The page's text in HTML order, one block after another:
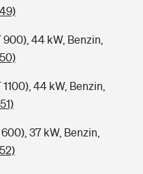
900), 44 kW, Benzin,
44 kW, Benzin,
37 kW, Benzin,